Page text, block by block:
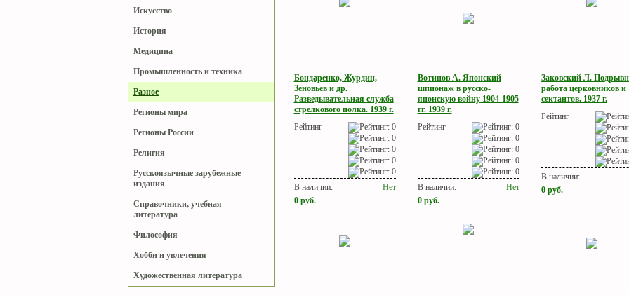
Искусство
История
Медицина
Промышленность и техника
Разное
Регионы мира
Регионы России
Религия
Русскоязычные зарубежные
издания
Справочники, учебная
литература
Философия
Хобби и увлечения
Художественная литература
Бондаренко, Журдин,
Зеновьев и др.
Разведывательная служба
стрелкового полка. 1939 г.
Рейтинг
В наличии:
Нет
0 руб.
Вотинов А. Японский
шпионаж в русско-
японскую войну 1904-1905
гг. 1939 г.
Рейтинг
В наличии:
Нет
0 руб.
Заковский Л.
работа церковников и
сектантов. 1937 г.
Рейтинг
В наличии:
0 руб.